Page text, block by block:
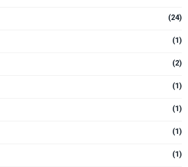
(24)
(1)
(2)
(1)
(1)
(1)
(1)